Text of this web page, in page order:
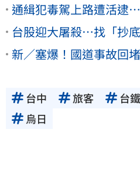
通緝犯毒駕上路遭活逮
台股迎大屠殺…找「抄
新／塞爆！國道事故回
台中 旅客 台鐵
烏日